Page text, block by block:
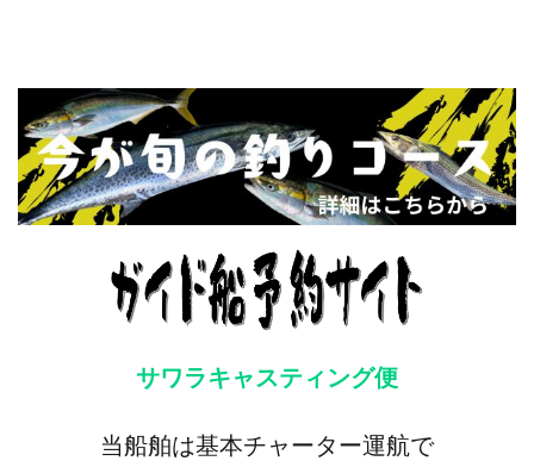
サワラキャスティング便
当船舶は基本チャーター運航で